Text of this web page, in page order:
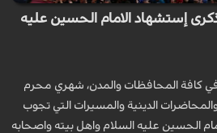
إستشهاد الامام الحسين عليه
في كافة المحافظات والمدن، شهري محرم
الدينية والمسيرات التي تجوب
الحسين عليه السلام واهل بيته واصحابه